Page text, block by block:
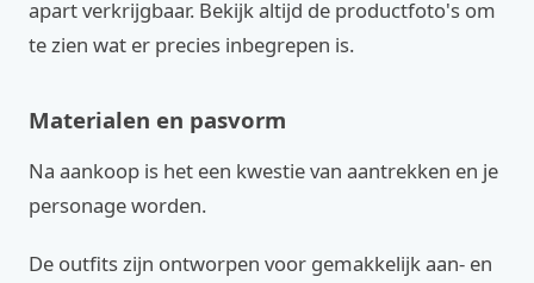
apart verkrijgbaar. Bekijk altijd de productfoto's om
te zien wat er precies inbegrepen is.
Materialen en pasvorm
Na aankoop is het een kwestie van aantrekken en je
personage worden.
De outfits zijn ontworpen voor gemakkelijk aan- en